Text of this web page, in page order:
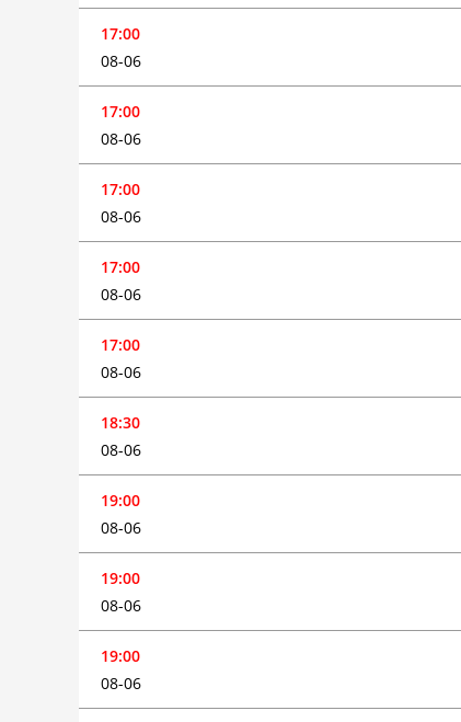
17:00
08-06
17:00
08-06
17:00
08-06
17:00
08-06
17:00
08-06
18:30
08-06
19:00
08-06
19:00
08-06
19:00
08-06